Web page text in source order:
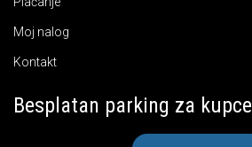
Moj nalog
Kontakt
Besplatan parking za kupce